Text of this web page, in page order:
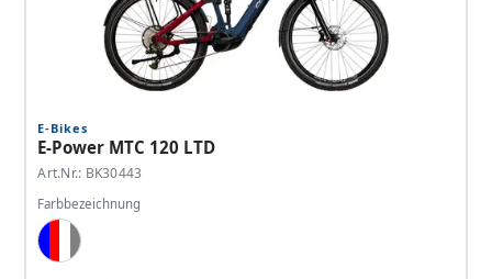
E-Bikes
E-Power MTC 120 LTD
Art.Nr.: BK30443
Farbbezeichnung
Dark Blue, Red, White, Grey